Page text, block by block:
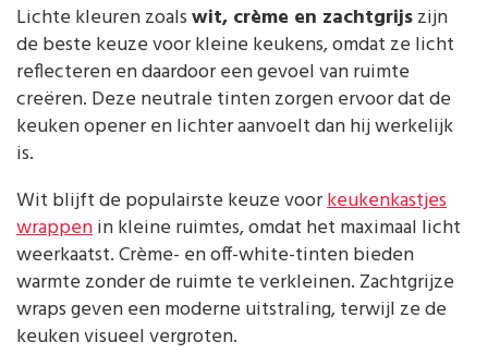
Lichte kleuren zoalswit, crème en zachtgrijszijn
de beste keuze voor kleine keukens, omdat ze licht
reflecteren en daardoor een gevoel van ruimte
creëren. Deze neutrale tinten zorgen ervoor dat de
keuken opener en lichter aanvoelt dan hij werkelijk
is.
Wit blijft de populairste keuze voorkeukenkastjes
wrappenin kleine ruimtes, omdat het maximaal licht
weerkaatst. Crème- en off-white-tinten bieden
warmte zonder de ruimte te verkleinen. Zachtgrijze
wraps geven een moderne uitstraling, terwijl ze de
keuken visueel vergroten.